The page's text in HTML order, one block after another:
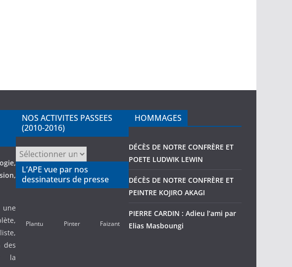
des
la
NOS ACTIVITES PASSEES
(2010-2016)
NOS
ACTIVITES
PASSEES
(2010-
L’APE vue par nos
dessinateurs de presse
Plantu Pinter Faizant
HOMMAGES
DÉCÈS DE NOTRE CONFRÈRE ET
POETE LUDWIK LEWIN
DÉCÈS DE NOTRE CONFRÈRE ET
PEINTRE KOJIRO AKAGI
PIERRE CARDIN : Adieu l’ami par
Elias Masboungi